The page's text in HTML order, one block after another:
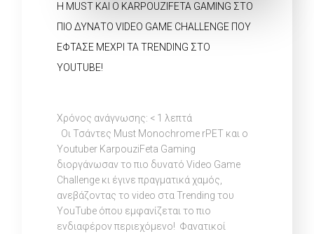
H MUST ΚΑΙ Ο KARPOUZIFETA GAMING ΣΤΟ
ΠΙΟ ΔΥΝΑΤΟ VIDEO GAME CHALLENGE ΠΟΥ
ΕΦΤΑΣΕ ΜΕΧΡΙ ΤΑ TRENDING ΣΤΟ
YOUTUBE!
Χρόνος ανάγνωσης: < 1 λεπτά
Οι Τσάντες Must Monochrome rPET και o
Youtuber KarpouziFeta Gaming
διοργάνωσαν το πιο δυνατό Video Game
Challenge κι έγινε πραγματικά χαμός,
ανεβάζοντας το video στα Trending του
YouTube όπου εμφανίζεται το πιο
ενδιαφέρον περιεχόμενο! Φανατικοί